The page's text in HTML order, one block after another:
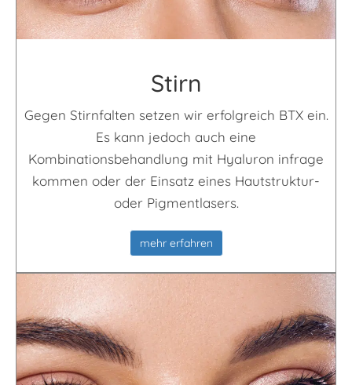
Stirn
Gegen Stirnfalten setzen wir erfolgreich BTX ein.
Es kann jedoch auch eine
Kombinationsbehandlung mit Hyaluron infrage
kommen oder der Einsatz eines Hautstruktur-
oder Pigmentlasers.
mehr erfahren